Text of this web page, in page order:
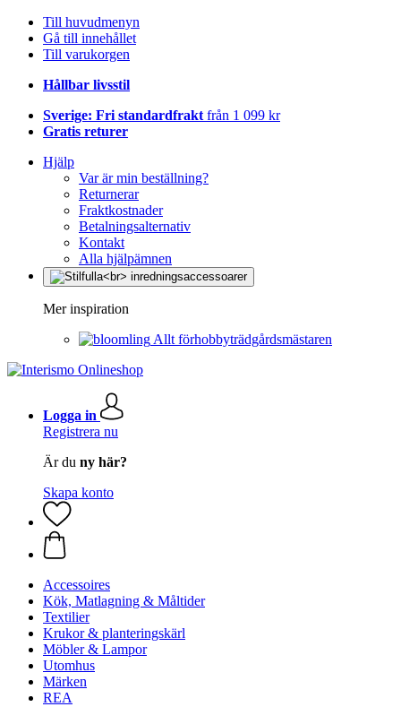
Till huvudmenyn
Gå till innehållet
Till varukorgen
Hållbar livsstil
Sverige: Fri standardfrakt från 1 099 kr
Gratis returer
Hjälp
Var är min beställning?
Returnerar
Fraktkostnader
Betalningsalternativ
Kontakt
Alla hjälpämnen
Mer inspiration
Allt förhobbyträdgårdsmästaren
Logga in
Registrera nu
Är du ny här?
Skapa konto
Accessoires
Kök, Matlagning & Måltider
Textilier
Krukor & planteringskärl
Möbler & Lampor
Utomhus
Märken
REA